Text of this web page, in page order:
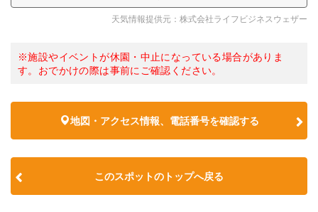
天気情報提供元：株式会社ライフビジネスウェザー
※施設やイベントが休園・中止になっている場合がありま
す。おでかけの際は事前にご確認ください。
地図・アクセス情報、電話番号を確認する
このスポットのトップへ戻る